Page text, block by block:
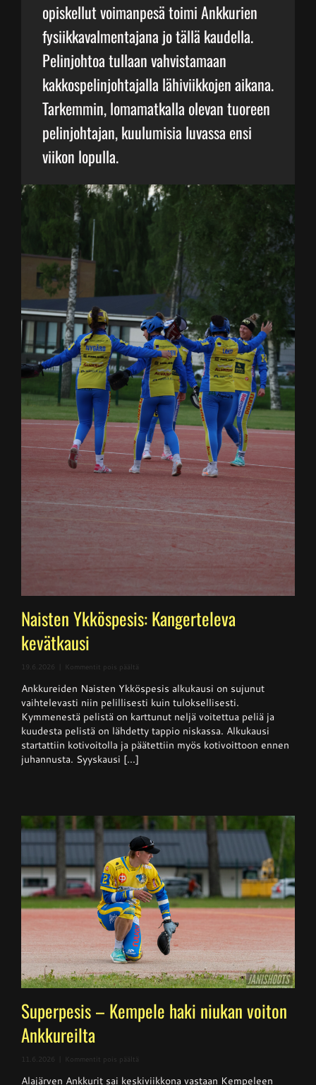
opiskellut voimanpesä toimi Ankkurien
fysiikkavalmentajana jo tällä kaudella.
Pelinjohtoa tullaan vahvistamaan
kakkospelinjohtajalla lähiviikkojen aikana.
Tarkemmin, lomamatkalla olevan tuoreen
pelinjohtajan, kuulumisia luvassa ensi
viikon lopulla.
Naisten Ykköspesis: Kangerteleva
kevätkausi
19.6.2026 Kommentit pois päältä
Ykköspesis:
Kangerteleva
kevätkausi
Ankkureiden Naisten Ykköspesis alkukausi on sujunut
vaihtelevasti niin pelillisesti kuin tuloksellisesti.
Kymmenestä pelistä on karttunut neljä voitettua peliä ja
kuudesta pelistä on lähdetty tappio niskassa. Alkukausi
startattiin kotivoitolla ja päätettiin myös kotivoittoon ennen
juhannusta. Syyskausi [...]
Superpesis – Kempele haki niukan voiton
Ankkureilta
11.6.2026 Kommentit pois päältä
–
Alajärven Ankkurit sai keskiviikkona vastaan Kempeleen